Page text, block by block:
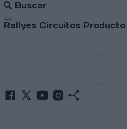
Buscar
Abrir menú
Rallyes Circuitos Producto